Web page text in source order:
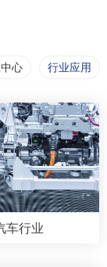
心 行业应用
车行业